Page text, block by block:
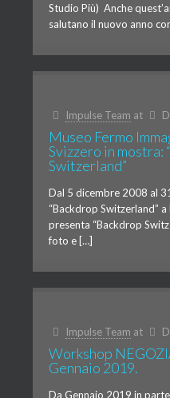
Studio Più) Anche
salutano il nuovo anno
Impulse Team at
Museo Fermo
Svizzero in mostra:
Switzerland”
Dal 5 dicembre 2008 al
“Backdrop Switzerland”
presenta “Backdrop
foto e […]
Impulse Team at
Workshop
Gennaio 2019.
Da Gennaio 2019 in